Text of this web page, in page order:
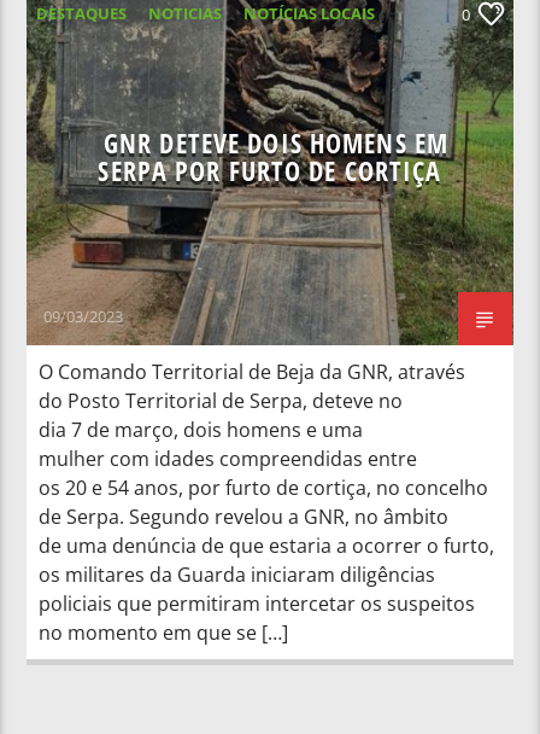
DESTAQUES NOTICIAS
NOTÍCIAS LOCAIS
NOTÍCIAS NACIONAIS
0
GNR DETEVE DOIS HOMENS EM
SERPA POR FURTO DE CORTIÇA
09/03/2023
O Comando Territorial de Beja da GNR, através
do Posto Territorial de Serpa, deteve no
dia 7 de março, dois homens e uma
mulher com idades compreendidas entre
os 20 e 54 anos, por furto de cortiça, no concelho
de Serpa. Segundo revelou a GNR, no âmbito
de uma denúncia de que estaria a ocorrer o furto,
os militares da Guarda iniciaram diligências
policiais que permitiram intercetar os suspeitos
no momento em que se […]